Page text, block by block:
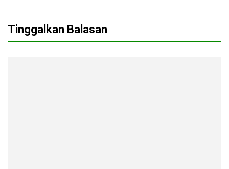
Tinggalkan Balasan